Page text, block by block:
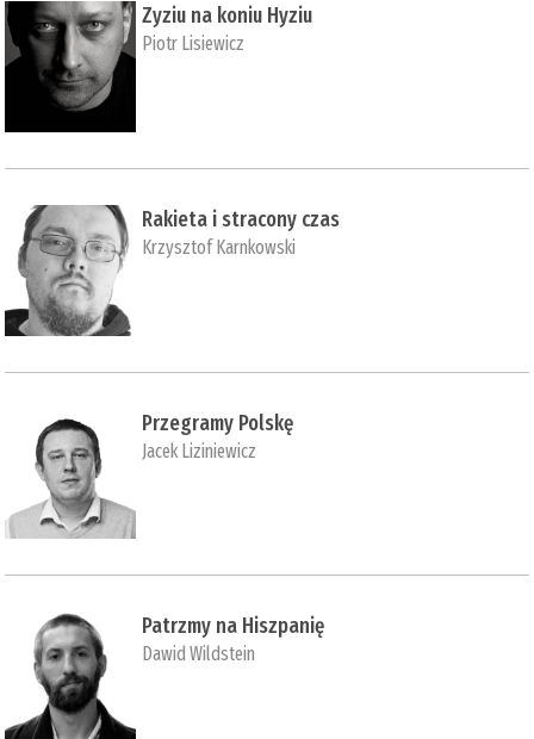
Zyziu na koniu Hyziu
Piotr Lisiewicz
Rakieta i stracony czas
Krzysztof Karnkowski
Przegramy Polskę
Jacek Liziniewicz
Patrzmy na Hiszpanię
Dawid Wildstein